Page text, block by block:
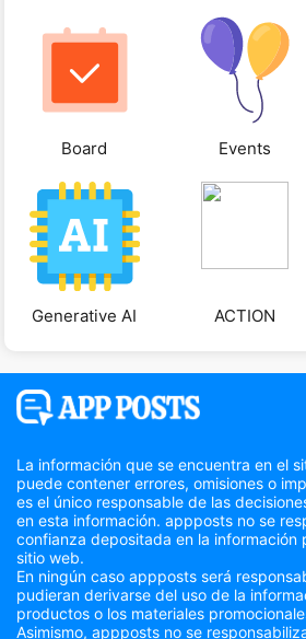
Board Events
Generative AI ACTION
La información que se encuentra en el
puede contener errores, omisiones o
es el único responsable de las
en esta información. appposts no se
confianza depositada en la información
sitio web.
En ningún caso appposts será
pudieran derivarse del uso de la
productos o los materiales
Asimismo, appposts no se